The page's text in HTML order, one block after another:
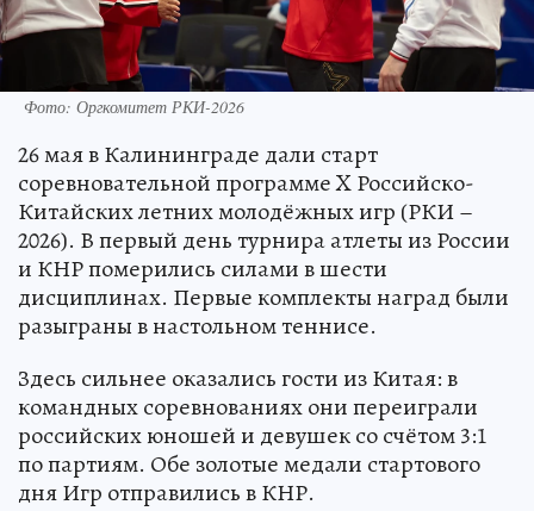
Фото: Оргкомитет РКИ-2026
26 мая в Калининграде дали старт
соревновательной программе X Российско-
Китайских летних молодёжных игр (РКИ –
2026). В первый день турнира атлеты из России
и КНР померились силами в шести
дисциплинах. Первые комплекты наград были
разыграны в настольном теннисе.
Здесь сильнее оказались гости из Китая: в
командных соревнованиях они переиграли
российских юношей и девушек со счётом 3:1
по партиям. Обе золотые медали стартового
дня Игр отправились в КНР.